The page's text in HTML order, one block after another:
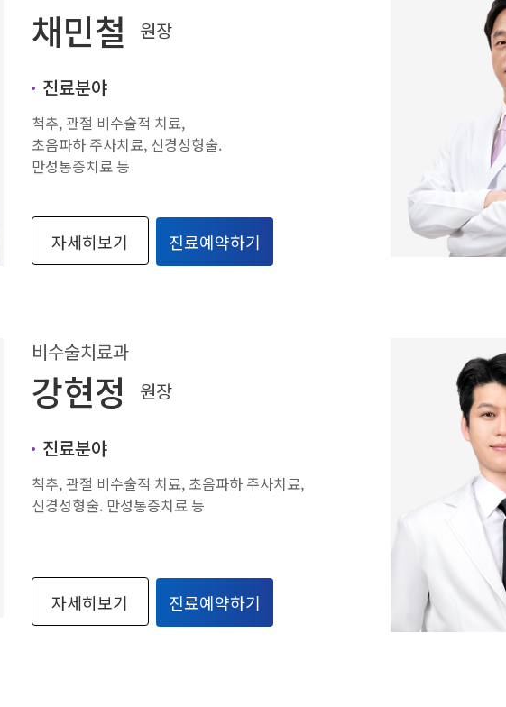
채민철 원장
진료분야
척추, 관절 비수술적 치료,
초음파하 주사치료, 신경성형술.
만성통증치료 등
자세히보기 진료예약하기
비수술치료과
강현정 원장
진료분야
척추, 관절 비수술적 치료, 초음파하 주사치료,
신경성형술. 만성통증치료 등
자세히보기 진료예약하기